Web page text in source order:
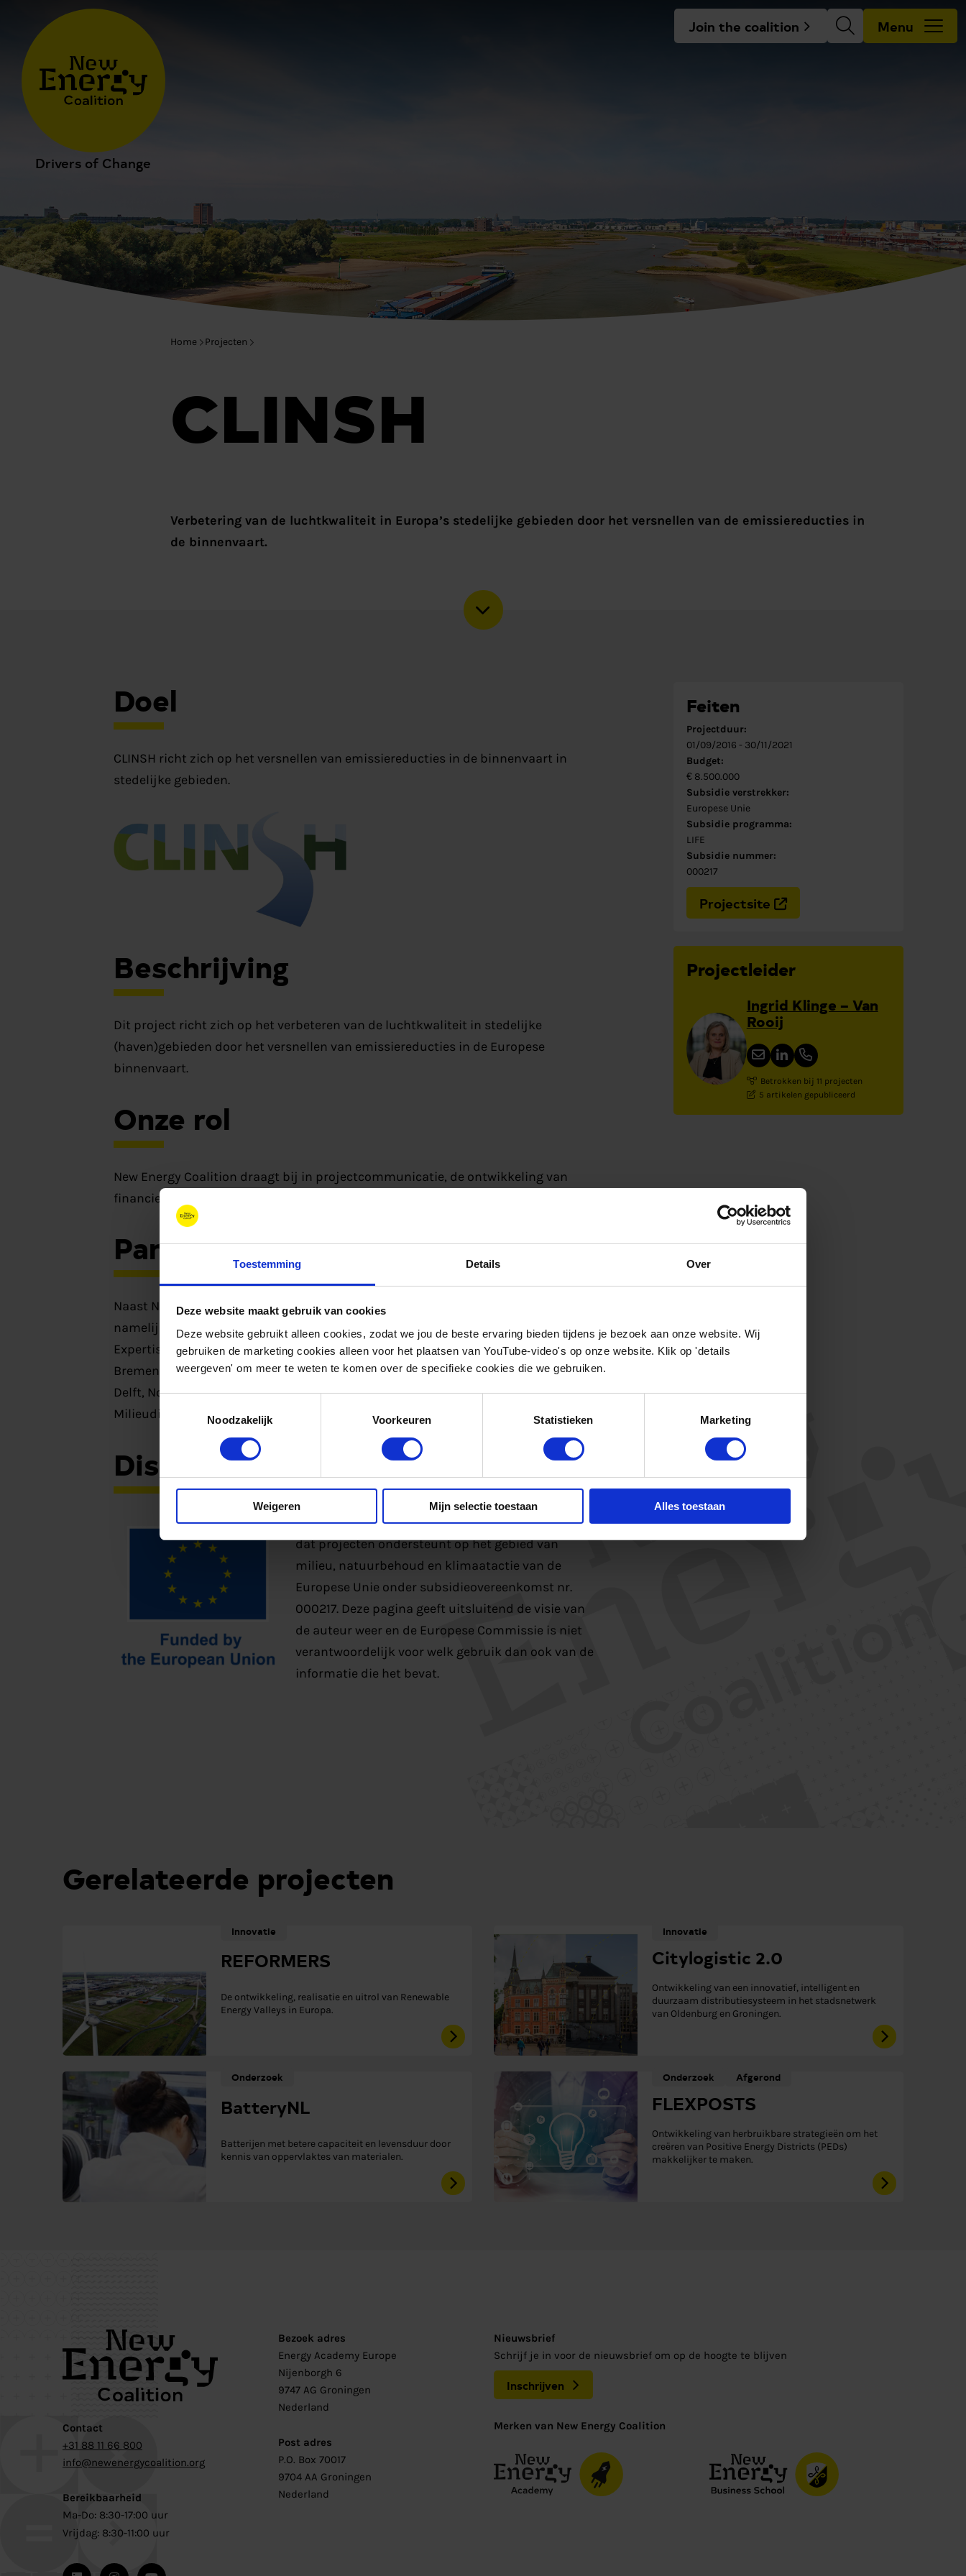
Toestemming Details Over
Deze website maakt gebruik van cookies
Deze website gebruikt alleen cookies, zodat we jou de beste ervaring bieden tijdens je bezoek aan onze website. Wij
gebruiken de marketing cookies alleen voor het plaatsen van YouTube-video's op onze website. Klik op 'details
weergeven' om meer te weten te komen over de specifieke cookies die we gebruiken.
Noodzakelijk
Voorkeuren Statistieken Marketing
Weigeren Mijn selectie toestaan Alles toestaan
Drivers of Change
Join the coalition Menu
Home Projecten
CLINSH
Verbetering van de luchtkwaliteit in Europa’s stedelijke gebieden door het versnellen van de emissiereducties in
de binnenvaart.
Doel
CLINSH richt zich op het versnellen van emissiereducties in de binnenvaart in
stedelijke gebieden.
Beschrijving
Dit project richt zich op het verbeteren van de luchtkwaliteit in stedelijke
(haven)gebieden door het versnellen van emissiereducties in de Europese
binnenvaart.
Onze rol
New Energy Coalition draagt bij in projectcommunicatie, de ontwikkeling van
financieringsinstrumenten en deelname in de Steering Committee.
Partners
Naast New Energy Coalition nemen 16 partijen deel aan het CLINSH project,
namelijk Provincie Zuid-Holland, Port of Antwerp, Milieudienst Rijnmond, ECN,
Expertise- en innovatiecentrum Binnenvaart, Marine Southeast, Universität
Bremen, Helmholtz-Zentrum Geesthacht, Shell/GTL Fuel, Newcastle University, CE
Delft, North Sea Port, Bestuursdienst Vlaanderen, Gemeente Nijmegen,
Milieudienst Nordrhein-Westfalen, Agiplan en Energy Engineers.
Disclaimer
Dit project is gefinancierd door het Life-progamma
dat projecten ondersteunt op het gebied van
milieu, natuurbehoud en klimaatactie van de
Europese Unie onder subsidieovereenkomst nr.
000217. Deze pagina geeft uitsluitend de visie van
de auteur weer en de Europese Commissie is niet
verantwoordelijk voor welk gebruik dan ook van de
informatie die het bevat.
Feiten
Projectduur:
01/09/2016 - 30/11/2021
Budget:
€ 8.500.000
Subsidie verstrekker:
Europese Unie
Subsidie programma:
LIFE
Subsidie nummer:
000217
Projectsite
Projectleider
Ingrid Klinge – Van
Rooij
Betrokken bij 11 projecten
5 artikelen gepubliceerd
Gerelateerde projecten
Innovatie
REFORMERS
De ontwikkeling, realisatie en uitrol van Renewable
Energy Valleys in Europa.
Innovatie
Citylogistic 2.0
Ontwikkeling van een innovatief, intelligent en
duurzaam distributiesysteem in het stadsnetwerk
van Oldenburg en Groningen.
Onderzoek
BatteryNL
Batterijen met betere capaciteit en levensduur door
kennis van oppervlaktes van materialen.
Onderzoek Afgerond
FLEXPOSTS
Ontwikkeling van herbruikbare strategieën om het
creëren van Positive Energy Districts (PEDs)
makkelijker te maken.
Contact
+31 88 11 66 800
info@newenergycoalition.org
Bereikbaarheid
Ma-Do: 8:30-17:00 uur
Vrijdag: 8:30-11:00 uur
Bezoek adres
Energy Academy Europe
Nijenborgh 6
9747 AG Groningen
Nederland
Post adres
P.O. Box 70017
9704 AA Groningen
Nederland
Nieuwsbrief
Schrijf je in voor de nieuwsbrief om op de hoogte te blijven
Inschrijven
Merken van New Energy Coalition